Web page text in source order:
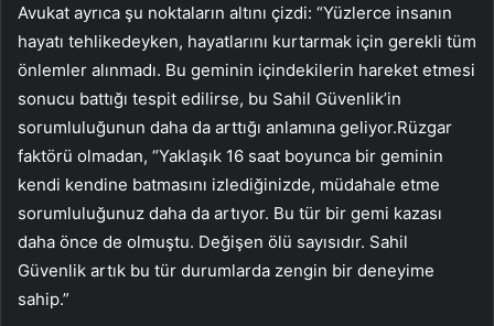
Avukat ayrıca şu noktaların altını çizdi: “Yüzlerce insanın
hayatı tehlikedeyken, hayatlarını kurtarmak için gerekli tüm
önlemler alınmadı. Bu geminin içindekilerin hareket etmesi
sonucu battığı tespit edilirse, bu Sahil Güvenlik’in
sorumluluğunun daha da arttığı anlamına geliyor.Rüzgar
faktörü olmadan, “Yaklaşık 16 saat boyunca bir geminin
kendi kendine batmasını izlediğinizde, müdahale etme
sorumluluğunuz daha da artıyor. Bu tür bir gemi kazası
daha önce de olmuştu. Değişen ölü sayısıdır. Sahil
Güvenlik artık bu tür durumlarda zengin bir deneyime
sahip.”